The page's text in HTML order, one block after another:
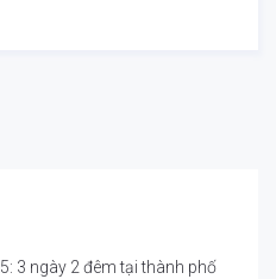
3 ngày 2 đêm tại thành phố